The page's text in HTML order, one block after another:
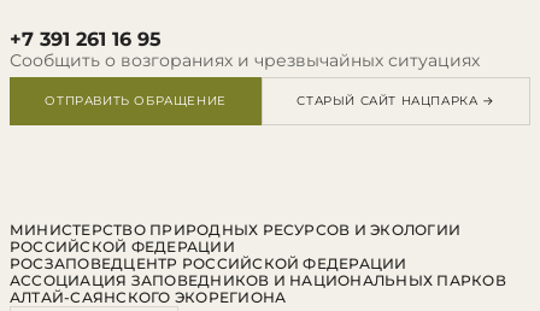
+7 391 261 16 95
Сообщить о возгораниях и чрезвычайных ситуациях
ОТПРАВИТЬ ОБРАЩЕНИЕ СТАРЫЙ САЙТ НАЦПАРКА →
МИНИСТЕРСТВО ПРИРОДНЫХ РЕСУРСОВ И ЭКОЛОГИИ
РОССИЙСКОЙ ФЕДЕРАЦИИ
РОСЗАПОВЕДЦЕНТР РОССИЙСКОЙ ФЕДЕРАЦИИ
АССОЦИАЦИЯ ЗАПОВЕДНИКОВ И НАЦИОНАЛЬНЫХ ПАРКОВ
АЛТАЙ-САЯНСКОГО ЭКОРЕГИОНА